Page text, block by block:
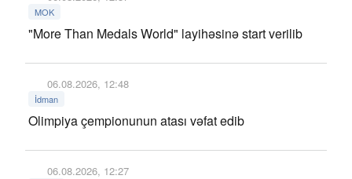
MOK
"More Than Medals World" layihəsinə start verilib
06.08.2026, 12:48
İdman
Olimpiya çempionunun atası vəfat edib
06.08.2026, 12:27